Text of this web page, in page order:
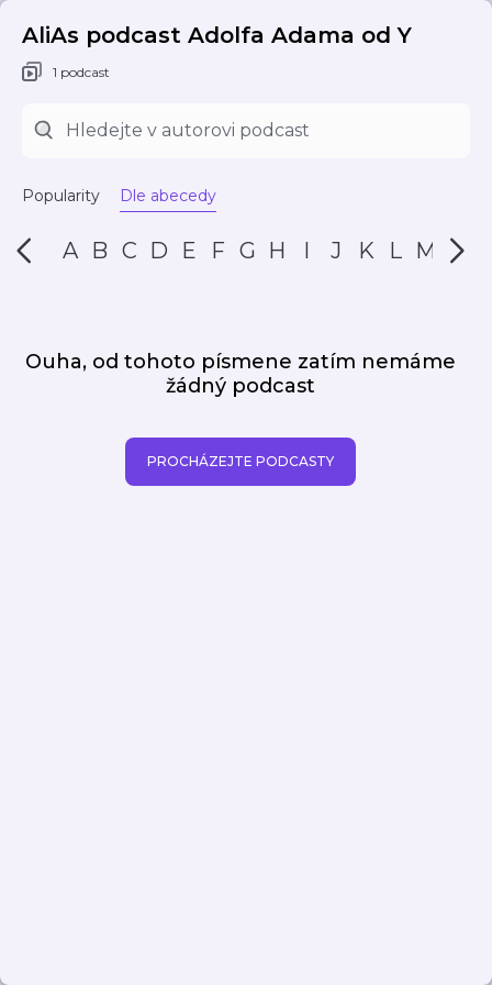
AliAs podcast Adolfa Adama od Y
1 podcast
Popularity Dle abecedy
A B C D E F G H I J K L M N
Ouha, od tohoto písmene zatím nemáme
žádný podcast
PROCHÁZEJTE PODCASTY